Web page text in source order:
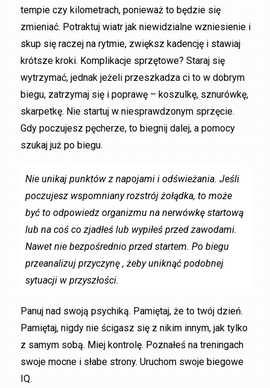
tempie czy kilometrach, ponieważ to będzie się
zmieniać. Potraktuj wiatr jak niewidzialne wzniesienie i
skup się raczej na rytmie, zwiększ kadencję i stawiaj
krótsze kroki. Komplikacje sprzętowe? Staraj się
wytrzymać, jednak jeżeli przeszkadza ci to w dobrym
biegu, zatrzymaj się i poprawę – koszulkę, sznurówkę,
skarpetkę. Nie startuj w niesprawdzonym sprzęcie.
Gdy poczujesz pęcherze, to biegnij dalej, a pomocy
szukaj już po biegu.
Nie unikaj punktów z napojami i odświeżania. Jeśli
poczujesz wspomniany rozstrój żołądka, to może
być to odpowiedz organizmu na nerwówkę startową
lub na coś co zjadłeś lub wypiłeś przed zawodami.
Nawet nie bezpośrednio przed startem. Po biegu
przeanalizuj przyczynę , żeby uniknąć podobnej
sytuacji w przyszłości.
Panuj nad swoją psychiką. Pamiętaj, że to twój dzień.
Pamiętaj, nigdy nie ścigasz się z nikim innym, jak tylko
z samym sobą. Miej kontrolę. Poznałeś na treningach
swoje mocne i słabe strony. Uruchom swoje biegowe
IQ.